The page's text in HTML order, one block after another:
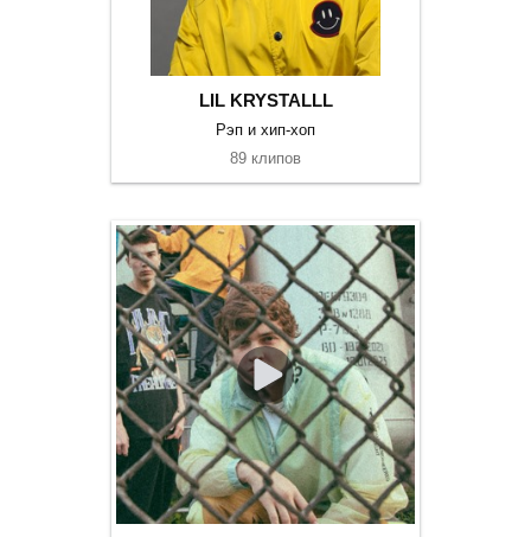
LIL KRYSTALLL
Рэп и хип-хоп
89 клипов